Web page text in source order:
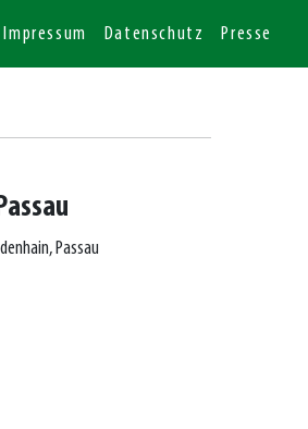
Impressum Datenschutz Presse
Passau